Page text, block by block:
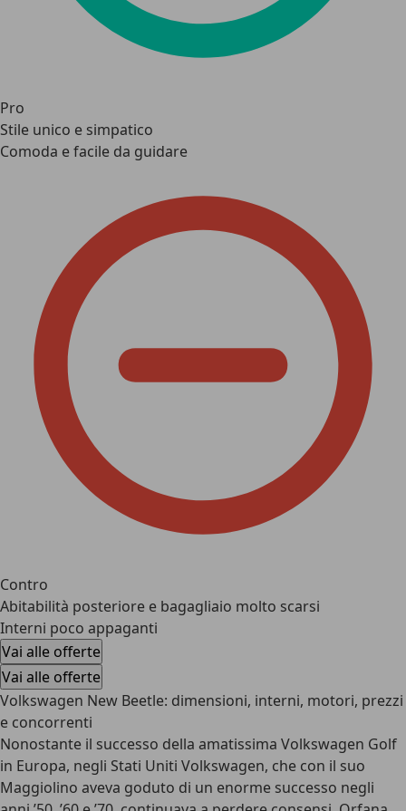
Pro
Stile unico e simpatico
Comoda e facile da guidare
Contro
Abitabilità posteriore e bagagliaio molto scarsi
Interni poco appaganti
Vai alle offerte
Vai alle offerte
Volkswagen New Beetle: dimensioni, interni, motori, prezzi
e concorrenti
Nonostante il successo della amatissima Volkswagen Golf
in Europa, negli Stati Uniti Volkswagen, che con il suo
Maggiolino aveva goduto di un enorme successo negli